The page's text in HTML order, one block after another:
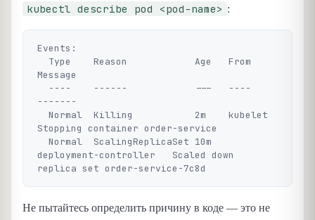
kubectl describe pod <pod-name> :
Events:
Message
-------
Stopping container order-service
deployment-controller   Scaled down
Не пытайтесь определить причину в коде — это не